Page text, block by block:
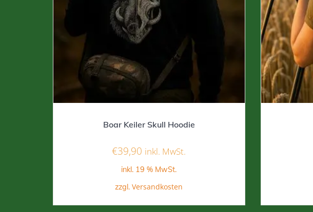
Boar Keiler Skull Hoodie
€39,90 inkl. MwSt.
inkl. 19 % MwSt.
zzgl.Versandkosten